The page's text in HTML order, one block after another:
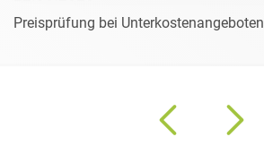
Preisprüfung bei Unterkostenangeboten